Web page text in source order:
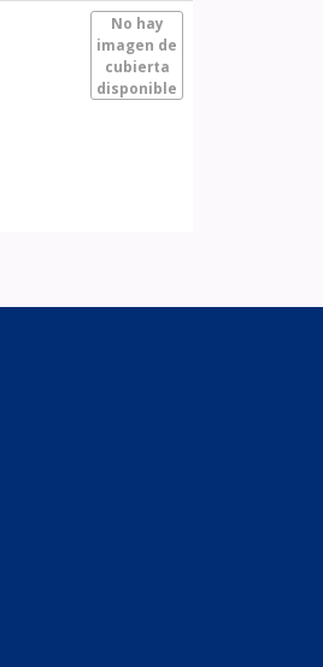
No hay
imagen de
cubierta
disponible